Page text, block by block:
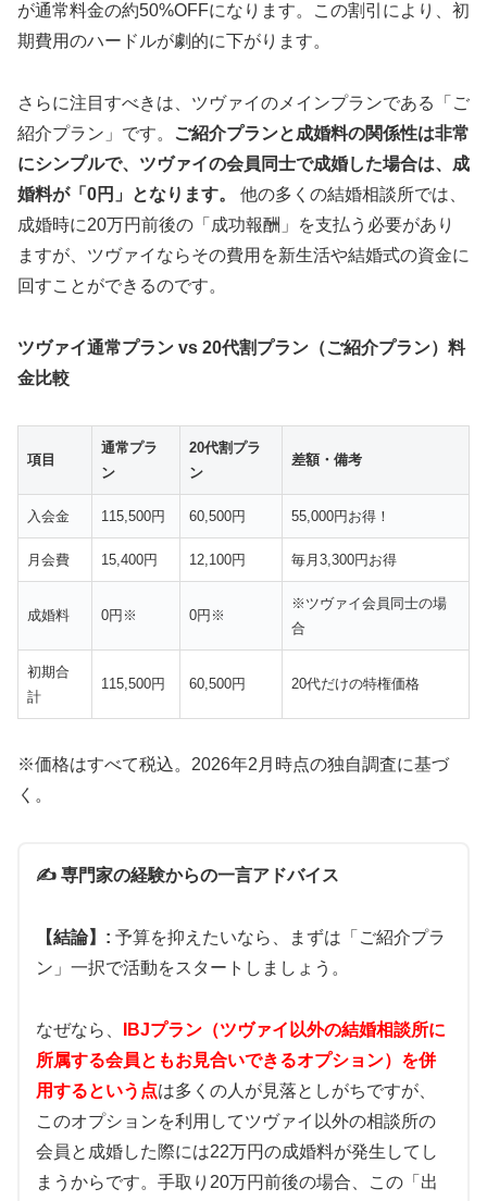
が通常料金の約50%OFFになります。この割引により、初
期費用のハードルが劇的に下がります。
さらに注目すべきは、ツヴァイのメインプランである「ご
紹介プラン」です。
ご紹介プランと成婚料の関係性は非常
にシンプルで、ツヴァイの会員同士で成婚した場合は、成
婚料が「0円」となります。
他の多くの結婚相談所では、
成婚時に20万円前後の「成功報酬」を支払う必要があり
ますが、ツヴァイならその費用を新生活や結婚式の資金に
回すことができるのです。
ツヴァイ通常プラン vs 20代割プラン（ご紹介プラン）料
金比較
項目
通常プラ
ン
20代割プラ
ン
差額・備考
入会金 115,500円 60,500円 55,000円お得！
月会費 15,400円 12,100円 毎月3,300円お得
成婚料 0円※ 0円※
※ツヴァイ会員同士の場
合
初期合
計
115,500円 60,500円 20代だけの特権価格
※価格はすべて税込。2026年2月時点の独自調査に基づ
く。
✍️ 専門家の経験からの一言アドバイス
【結論】: 予算を抑えたいなら、まずは「ご紹介プラ
ン」一択で活動をスタートしましょう。
なぜなら、
IBJプラン（ツヴァイ以外の結婚相談所に
所属する会員ともお見合いできるオプション）を併
用するという点は多くの人が見落としがちですが、
このオプションを利用してツヴァイ以外の相談所の
会員と成婚した際には22万円の成婚料が発生してし
まうからです。手取り20万円前後の場合、この「出